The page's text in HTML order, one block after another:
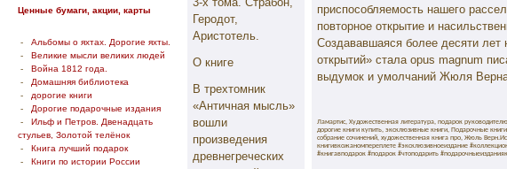
Ценные бумаги, акции, карты
- Альбомы о яхтах. Дорогие яхты.
- Великие мысли великих людей
- Война 1812 года.
- Домашняя библиотека
- дорогие книги
- Дорогие подарочные издания
- Ильф и Петров. Двенадцать
стульев, Золотой телёнок
- Книга лучший подарок
- Книги по истории России
Геродот,
Аристотель.
О книге
В трехтомник
«Античная мысль»
вошли
произведения
древнегреческих
приспособляемость нашего
повторное открытие и
Создававшаяся более десяти лет
открытий» стала opus magnum
выдумок и умолчаний Жюля
Ламартис, Художественная литература, подарок
дорогие книги купить, эксклюзивные книги, Подарочные
собрание сочинений, художественная книга про, Жюль
книгивкожаномпереплете #эксклюзивноеиздание
#книгавподарок #подарок #чтоподарить